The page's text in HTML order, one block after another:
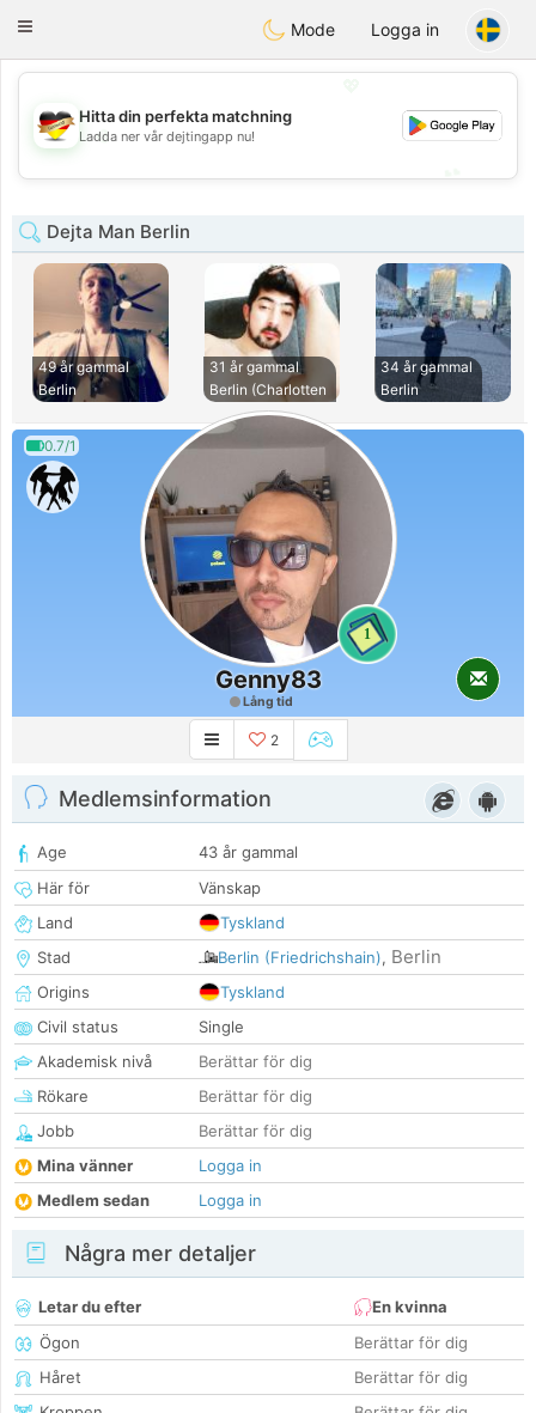
Deutsch Dating
Toggle
Mode Logga in
💖
💕
Hitta din perfekta matchning
Ladda ner vår dejtingapp nu!
Dejta Man Berlin
49 år gammal
Berlin
31 år gammal
Berlin (Charlotten
34 år gammal
Berlin
0.7/1
1
Genny83
Lång tid
2
Medlemsinformation
Age
43 år gammal
Här för
Vänskap
Land
Tyskland
Stad
Berlin (Friedrichshain), Berlin
Origins
Tyskland
Civil status
Single
Akademisk nivå
Berättar för dig
Rökare
Berättar för dig
Jobb
Berättar för dig
Mina vänner
Logga in
Medlem sedan
Logga in
Några mer detaljer
Letar du efter
En kvinna
Ögon
Berättar för dig
Håret
Berättar för dig